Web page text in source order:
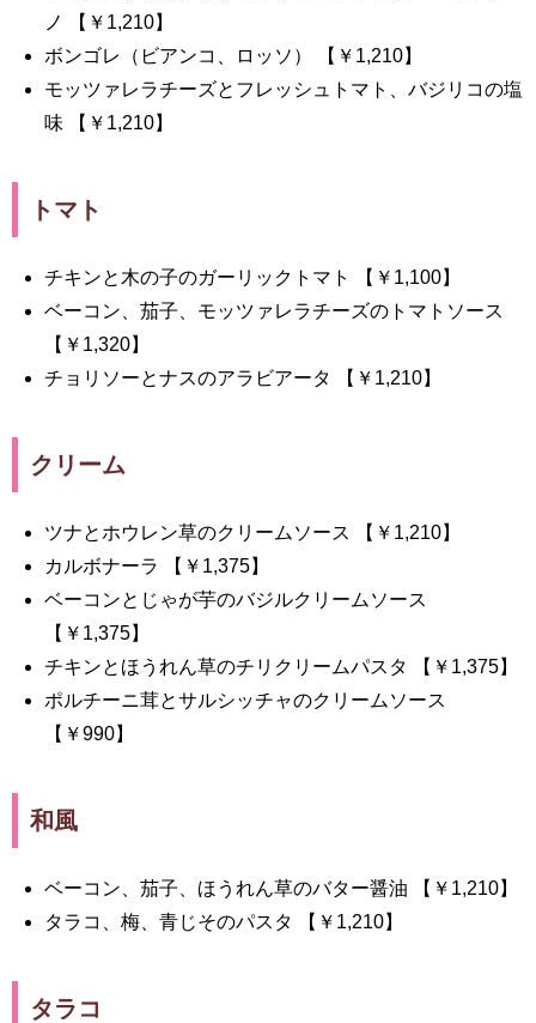
ノ 【￥1,210】
ボンゴレ（ビアンコ、ロッソ） 【￥1,210】
モッツァレラチーズとフレッシュトマト、バジリコの塩
味 【￥1,210】
トマト
チキンと木の子のガーリックトマト 【￥1,100】
ベーコン、茄子、モッツァレラチーズのトマトソース
【￥1,320】
チョリソーとナスのアラビアータ 【￥1,210】
クリーム
ツナとホウレン草のクリームソース 【￥1,210】
カルボナーラ 【￥1,375】
ベーコンとじゃが芋のバジルクリームソース
【￥1,375】
チキンとほうれん草のチリクリームパスタ 【￥1,375】
ポルチーニ茸とサルシッチャのクリームソース
【￥990】
和風
ベーコン、茄子、ほうれん草のバター醤油 【￥1,210】
タラコ、梅、青じそのパスタ 【￥1,210】
タラコ